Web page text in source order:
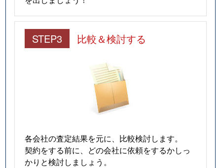
STEP3 比較＆検討する
各会社の査定結果を元に、比較検討します。
契約をする前に、どの会社に依頼をするかしっ
かりと検討しましょう。